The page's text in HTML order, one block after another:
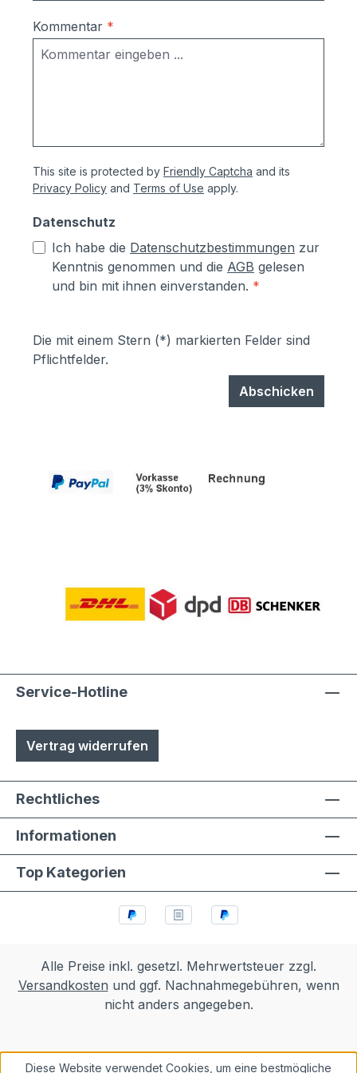
folgende Vorteile: ideal für Umbau und
Renovierung, da vorhandene Leitungen
weiter genutzt werden können (2-Draht-
de/ Sollten Sie zusätzliche
Türsationen benötigen, können Sie diese
Türstation für Video-
Sprechanlagen mitbestellen: hier klicken.
Sie möchten eine andere Videoanlage
einbauen? Kein Problem. Teilen Sie uns
uns.
Korrosionsschutzmaßnahmen (Angaben
sendzimierverzinktem Stahl (verfombar
sendzimirverzinktem Stahl werden vor
dem Pulverbeschichten Eisen-
lösungsmittelfreie Pulverlackierung (z.T.
auch Kunststoffbeschichtung genannt) mit
Stärke der Pulverbeschichtung
mindestens ca. 70 µm Produktservice:-
und Klappen sowie alle Funktionselemente
können einfach selbst ausgetauscht
Hammerschrauben befestigt- einfache
Ausrichtung nach Montage bzw.
durch Laien möglich
Kommentar *
This site is protected by Friendly Captcha and its
Privacy Policy and Terms of Use apply.
Datenschutz
Ich habe die Datenschutzbestimmungen zur
Kenntnis genommen und die AGB gelesen
und bin mit ihnen einverstanden. *
Die mit einem Stern (*) markierten Felder sind
Pflichtfelder.
Abschicken
Service-Hotline
Vertrag widerrufen
Rechtliches
Informationen
Top Kategorien
Alle Preise inkl. gesetzl. Mehrwertsteuer zzgl.
Versandkosten und ggf. Nachnahmegebühren, wenn
nicht anders angegeben.
Diese Website verwendet Cookies, um eine bestmögliche